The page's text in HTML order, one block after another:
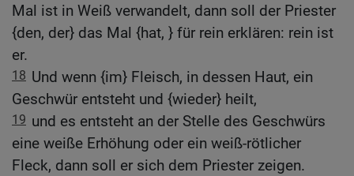
Mal ist in Weiß verwandelt, dann soll der Priester
{den, der} das Mal {hat, } für rein erklären: rein ist
er.
18 Und wenn {im} Fleisch, in dessen Haut, ein
Geschwür entsteht und {wieder} heilt,
19 und es entsteht an der Stelle des Geschwürs
eine weiße Erhöhung oder ein weiß-rötlicher
Fleck, dann soll er sich dem Priester zeigen.